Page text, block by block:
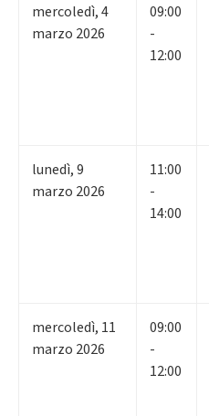
mercoledì,4
marzo 2026
09:00
-
12:00
lunedì,9
marzo 2026
11:00
-
14:00
mercoledì, 11
marzo 2026
09:00
-
12:00